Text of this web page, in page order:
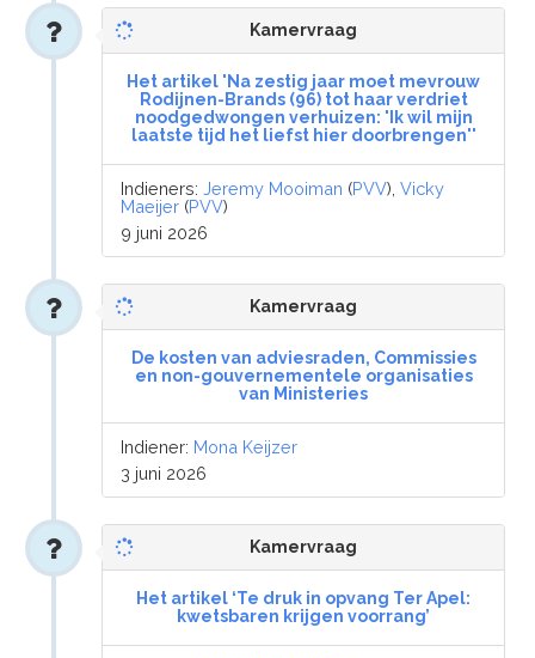
Kamervraag
Het artikel 'Na zestig jaar moet mevrouw
Rodijnen-Brands (96) tot haar verdriet
noodgedwongen verhuizen: 'Ik wil mijn
laatste tijd het liefst hier doorbrengen''
Indieners:Jeremy Mooiman (PVV),Vicky
Maeijer (PVV)
9 juni 2026
Kamervraag
De kosten van adviesraden, Commissies
en non-gouvernementele organisaties
van Ministeries
Indiener: Mona Keijzer
3 juni 2026
Kamervraag
Het artikel ‘Te druk in opvang Ter Apel:
kwetsbaren krijgen voorrang’